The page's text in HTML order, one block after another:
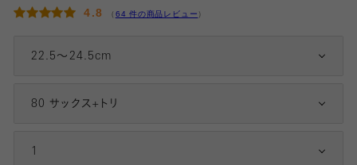
4.8 （ 64 件の商品レビュー ）
22.5～24.5cm
80 サックス+トリ